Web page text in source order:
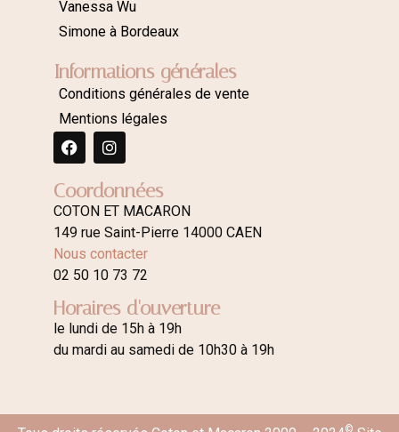
Vanessa Wu
Simone à Bordeaux
Informations générales
Conditions générales de vente
Mentions légales
Coordonnées
COTON ET MACARON
149 rue Saint-Pierre 14000 CAEN
Nous contacter
02 50 10 73 72
Horaires d'ouverture
le lundi de 15h à 19h
du mardi au samedi de 10h30 à 19h